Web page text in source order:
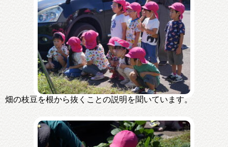
畑の枝豆を根から抜くことの説明を聞いています。